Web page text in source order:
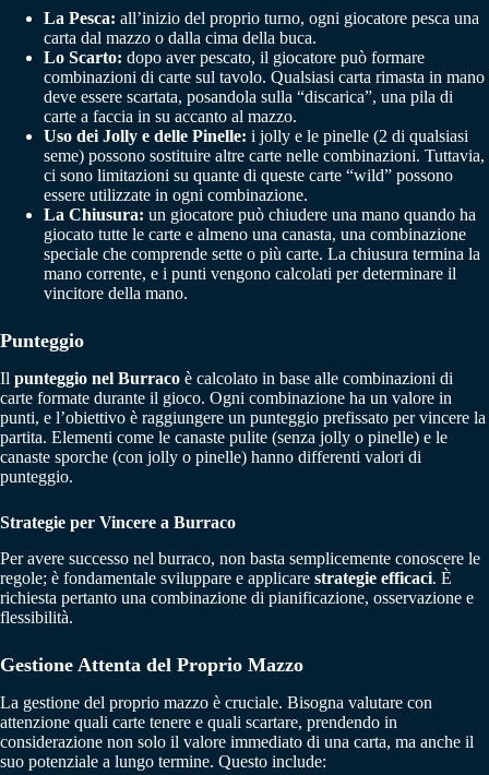
La Pesca: all’inizio del proprio turno, ogni giocatore pesca una
carta dal mazzo o dalla cima della buca.
Lo Scarto: dopo aver pescato, il giocatore può formare
combinazioni di carte sul tavolo. Qualsiasi carta rimasta in mano
deve essere scartata, posandola sulla “discarica”, una pila di
carte a faccia in su accanto al mazzo.
Uso dei Jolly e delle Pinelle: i jolly e le pinelle (2 di qualsiasi
seme) possono sostituire altre carte nelle combinazioni. Tuttavia,
ci sono limitazioni su quante di queste carte “wild” possono
essere utilizzate in ogni combinazione.
La Chiusura: un giocatore può chiudere una mano quando ha
giocato tutte le carte e almeno una canasta, una combinazione
speciale che comprende sette o più carte. La chiusura termina la
mano corrente, e i punti vengono calcolati per determinare il
vincitore della mano.
Punteggio
Il punteggio nel Burraco è calcolato in base alle combinazioni di
carte formate durante il gioco. Ogni combinazione ha un valore in
punti, e l’obiettivo è raggiungere un punteggio prefissato per vincere la
partita. Elementi come le canaste pulite (senza jolly o pinelle) e le
canaste sporche (con jolly o pinelle) hanno differenti valori di
punteggio.
Strategie per Vincere a Burraco
Per avere successo nel burraco, non basta semplicemente conoscere le
regole; è fondamentale sviluppare e applicare strategie efficaci. È
richiesta pertanto una combinazione di pianificazione, osservazione e
flessibilità.
Gestione Attenta del Proprio Mazzo
La gestione del proprio mazzo è cruciale. Bisogna valutare con
attenzione quali carte tenere e quali scartare, prendendo in
considerazione non solo il valore immediato di una carta, ma anche il
suo potenziale a lungo termine. Questo include: